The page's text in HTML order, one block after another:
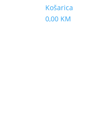
Košarica
0,00 KM